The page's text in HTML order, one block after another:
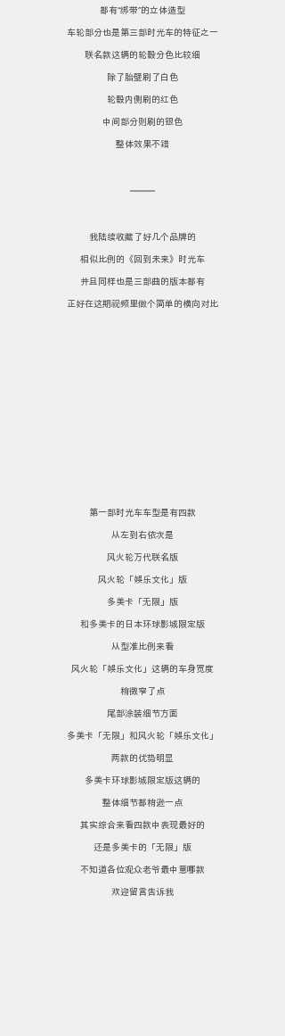
都有“绑带”的立体造型
车轮部分也是第三部时光车的特征之一
联名款这辆的轮毂分色比较细
除了胎壁刷了白色
轮毂内侧刷的红色
中间部分则刷的银色
整体效果不错
我陆续收藏了好几个品牌的
相似比例的《回到未来》时光车
并且同样也是三部曲的版本都有
正好在这期视频里做个简单的横向对比
第一部时光车车型是有四款
从左到右依次是
风火轮万代联名版
风火轮「娱乐文化」版
多美卡「无限」版
和多美卡的日本环球影城限定版
从型准比例来看
风火轮「娱乐文化」这辆的车身宽度
稍微窄了点
尾部涂装细节方面
多美卡「无限」和风火轮「娱乐文化」
两款的优势明显
多美卡环球影城限定版这辆的
整体细节都稍逊一点
其实综合来看四款中表现最好的
还是多美卡的「无限」版
不知道各位观众老爷最中意哪款
欢迎留言告诉我